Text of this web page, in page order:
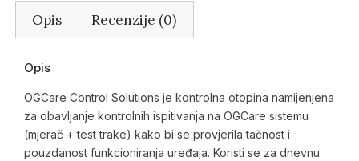
Opis Recenzije (0)
Opis
OGCare Control Solutions je kontrolna otopina namijenjena
za obavljanje kontrolnih ispitivanja na OGCare sistemu
(mjerač + test trake) kako bi se provjerila tačnost i
pouzdanost funkcioniranja uređaja. Koristi se za dnevnu